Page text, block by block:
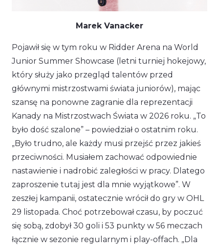
Marek Vanacker
Pojawił się w tym roku w Ridder Arena na World
Junior Summer Showcase (letni turniej hokejowy,
który służy jako przegląd talentów przed
głównymi mistrzostwami świata juniorów), mając
szansę na ponowne zagranie dla reprezentacji
Kanady na Mistrzostwach Świata w 2026 roku. „To
było dość szalone” – powiedział o ostatnim roku.
„Było trudno, ale każdy musi przejść przez jakieś
przeciwności. Musiałem zachować odpowiednie
nastawienie i nadrobić zaległości w pracy. Dlatego
zaproszenie tutaj jest dla mnie wyjątkowe”. W
zeszłej kampanii, ostatecznie wrócił do gry w OHL
29 listopada. Choć potrzebował czasu, by poczuć
się sobą, zdobył 30 goli i 53 punkty w 56 meczach
łącznie w sezonie regularnym i play-offach. „Dla